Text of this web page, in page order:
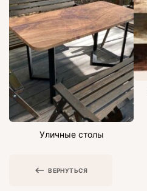
Уличные столы
ВЕРНУТЬСЯ